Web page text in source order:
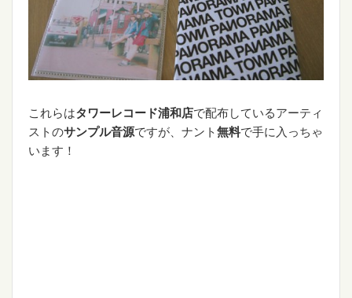
これらはタワーレコード浦和店で配布しているアーティ
ストのサンプル音源ですが、ナント無料で手に入っちゃ
います！